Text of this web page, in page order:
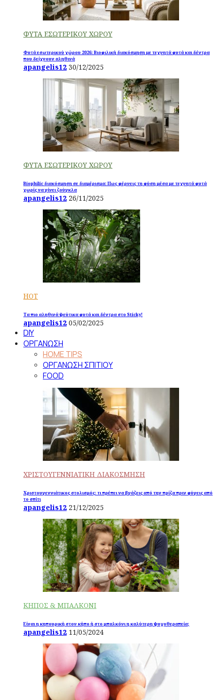
ΦΥΤΑ ΕΣΩΤΕΡΙΚΟΥ ΧΩΡΟΥ
Φυτά εσωτερικού χώρου 2026: Βιοφιλική διακόσμηση με τεχνητά φυτά και δέντρα
που δείχνουν αληθινά
apangelis12 30/12/2025
ΦΥΤΑ ΕΣΩΤΕΡΙΚΟΥ ΧΩΡΟΥ
Biophilic διακόσμηση σε διαμέρισμα: Πως φέρνεις τη φύση μέσα με τεχνητά φυτά
χωρίς να γίνει ζούγκλα
apangelis12 26/11/2025
HOT
Τα πιο αληθινά ψεύτικα φυτά και δέντρα στο Sticky!
apangelis12 05/02/2025
DIY
ΟΡΓΑΝΩΣΗ
HOME TIPS
ΟΡΓΑΝΩΣΗ ΣΠΙΤΙΟΥ
FOOD
ΧΡΙΣΤΟΥΓΕΝΝΙΑΤΙΚΗ ΔΙΑΚΟΣΜΗΣΗ
Χριστουγεννιάτικος στολισμός: τι πρέπει να βγάζεις από την πρίζα πριν φύγεις από
το σπίτι
apangelis12 21/12/2025
ΚΗΠΟΣ & ΜΠΑΛΚΟΝΙ
Είναι η κηπουρική στον κήπο ή στο μπαλκόνι η καλύτερη ψυχοθεραπεία;
apangelis12 11/05/2024